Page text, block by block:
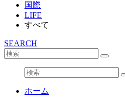
国際
LIFE
すべて
SEARCH
ホーム